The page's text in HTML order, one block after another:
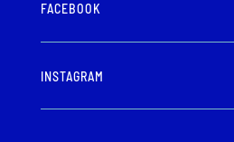
FACEBOOK
INSTAGRAM